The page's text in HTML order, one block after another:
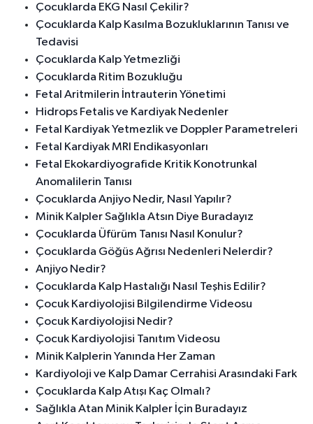
Çocuklarda EKG Nasıl Çekilir?
Çocuklarda Kalp Kasılma Bozukluklarının Tanısı ve
Tedavisi
Çocuklarda Kalp Yetmezliği
Çocuklarda Ritim Bozukluğu
Fetal Aritmilerin İntrauterin Yönetimi
Hidrops Fetalis ve Kardiyak Nedenler
Fetal Kardiyak Yetmezlik ve Doppler Parametreleri
Fetal Kardiyak MRI Endikasyonları
Fetal Ekokardiyografide Kritik Konotrunkal
Anomalilerin Tanısı
Çocuklarda Anjiyo Nedir, Nasıl Yapılır?
Minik Kalpler Sağlıkla Atsın Diye Buradayız
Çocuklarda Üfürüm Tanısı Nasıl Konulur?
Çocuklarda Göğüs Ağrısı Nedenleri Nelerdir?
Anjiyo Nedir?
Çocuklarda Kalp Hastalığı Nasıl Teşhis Edilir?
Çocuk Kardiyolojisi Bilgilendirme Videosu
Çocuk Kardiyolojisi Nedir?
Çocuk Kardiyolojisi Tanıtım Videosu
Minik Kalplerin Yanında Her Zaman
Kardiyoloji ve Kalp Damar Cerrahisi Arasındaki Fark
Çocuklarda Kalp Atışı Kaç Olmalı?
Sağlıkla Atan Minik Kalpler İçin Buradayız